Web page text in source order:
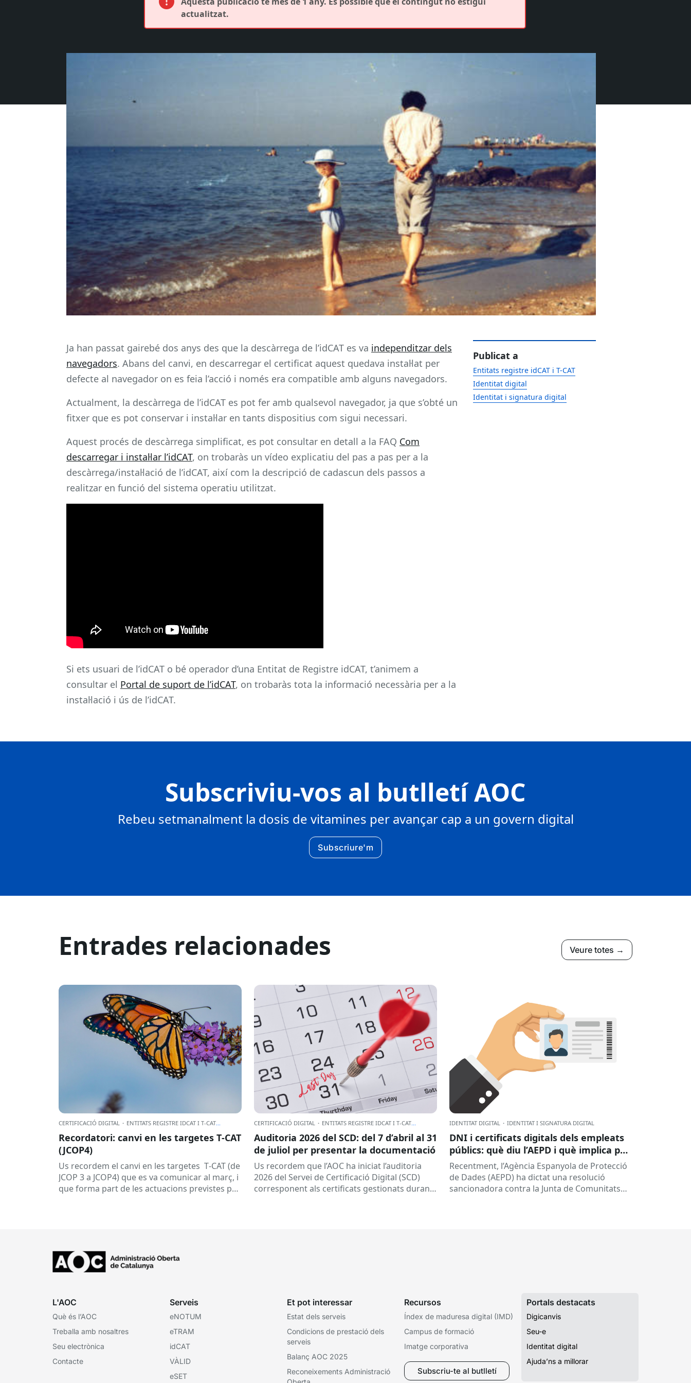
actualitzat.
Ja han passat gairebé dos anys des que la descàrrega de l’idCAT es va independitzar dels
navegadors. Abans del canvi, en descarregar el certificat aquest quedava instal·lat per
defecte al navegador on es feia l’acció i només era compatible amb alguns navegadors.
Actualment, la descàrrega de l’idCAT es pot fer amb qualsevol navegador, ja que s’obté un
fitxer que es pot conservar i instal·lar en tants dispositius com sigui necessari.
Aquest procés de descàrrega simplificat, es pot consultar en detall a la FAQ Com
descarregar i instal·lar l’idCAT, on trobaràs un vídeo explicatiu del pas a pas per a la
descàrrega/instal·lació de l’idCAT, així com la descripció de cadascun dels passos a
realitzar en funció del sistema operatiu utilitzat.
Si ets usuari de l’idCAT o bé operador d’una Entitat de Registre idCAT, t’animem a
consultar el Portal de suport de l’idCAT, on trobaràs tota la informació necessària per a la
instal·lació i ús de l’idCAT.
Publicat a
Entitats registre idCAT i T-CAT
Identitat digital
Identitat i signatura digital
Subscriviu-vos al butlletí AOC
Rebeu setmanalment la dosis de vitamines per avançar cap a un govern digital
Subscriure'm
Entrades relacionades Veure totes →
CERTIFICACIÓ DIGITAL · ENTITATS REGISTRE IDCAT I T-CAT
Recordatori: canvi en les targetes T‑CAT
(JCOP4)
Us recordem el canvi en les targetes T‑CAT (de
JCOP 3 a JCOP4) que es va comunicar al març, i
que forma part de les actuacions previstes per
CERTIFICACIÓ DIGITAL · ENTITATS REGISTRE IDCAT I T-CAT
Auditoria 2026 del SCD: del 7 d’abril al 31
de juliol per presentar la documentació
Us recordem que l’AOC ha iniciat l’auditoria
2026 del Servei de Certificació Digital (SCD)
corresponent als certificats gestionats durant
IDENTITAT DIGITAL · IDENTITAT I SIGNATURA DIGITAL
DNI i certificats digitals dels empleats
públics: què diu l’AEPD i què implica per
a les administracions?
Recentment, l’Agència Espanyola de Protecció
de Dades (AEPD) ha dictat una resolució
sancionadora contra la Junta de Comunitats
L'AOC
Què és l’AOC
Treballa amb nosaltres
Seu electrònica
Contacte
Serveis
eNOTUM
eTRAM
idCAT
VÀLID
eSET
Et pot interessar
Estat dels serveis
Condicions de prestació dels
serveis
Balanç AOC 2025
Reconeixements Administració
Recursos
Índex de maduresa digital (IMD)
Campus de formació
Imatge corporativa
Subscriu-te al butlletí
Portals destacats
Digicanvis
Seu-e
Identitat digital
Ajuda’ns a millorar